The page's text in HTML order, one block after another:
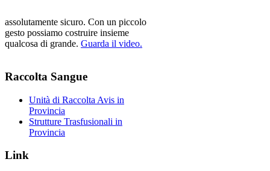
assolutamente sicuro. Con un piccolo
gesto possiamo costruire insieme
qualcosa di grande. Guarda il video.
Raccolta Sangue
Unità di Raccolta Avis in
Provincia
Strutture Trasfusionali in
Provincia
Link